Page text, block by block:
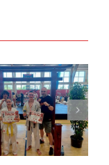
2026.06.21 –
Egzamin na
stopnie KYU